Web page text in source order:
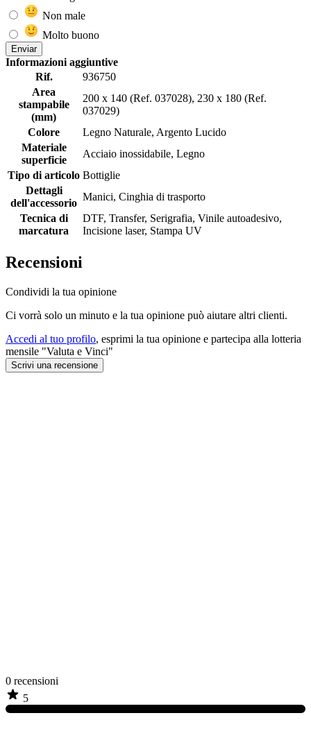
Non male
Molto buono
Enviar
Informazioni aggiuntive
Rif.
936750
Area
stampabile
(mm)
200 x 140 (Ref. 037028), 230 x 180 (Ref.
037029)
Colore
Legno Naturale, Argento Lucido
Materiale
superficie
Acciaio inossidabile, Legno
Tipo di articolo Bottiglie
Dettagli
dell'accessorio
Manici, Cinghia di trasporto
Tecnica di
marcatura
DTF, Transfer, Serigrafia, Vinile autoadesivo,
Incisione laser, Stampa UV
Recensioni
Condividi la tua opinione
Ci vorrà solo un minuto e la tua opinione può aiutare altri clienti.
Accedi al tuo profilo, esprimi la tua opinione e partecipa alla lotteria
mensile "Valuta e Vinci"
Scrivi una recensione
0 recensioni
5